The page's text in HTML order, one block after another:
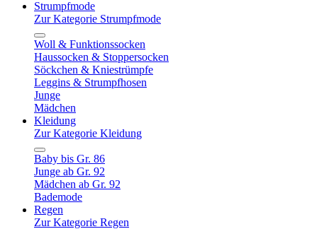
Strumpfmode
Zur Kategorie Strumpfmode
Woll & Funktionssocken
Haussocken & Stoppersocken
Söckchen & Kniestrümpfe
Leggins & Strumpfhosen
Junge
Mädchen
Kleidung
Zur Kategorie Kleidung
Baby bis Gr. 86
Junge ab Gr. 92
Mädchen ab Gr. 92
Bademode
Regen
Zur Kategorie Regen